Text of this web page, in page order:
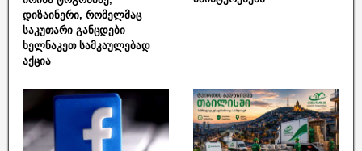
დიზაინერი, რომელმაც
საკუთარი განცდები
ხელნაკეთ სამკაულებად
აქცია